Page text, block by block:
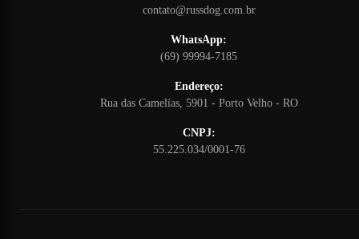
contato@russdog.com.br
WhatsApp:
(69) 99994-7185
Endereço:
Rua das Camelías, 5901 - Porto Velho - RO
CNPJ:
55.225.034/0001-76